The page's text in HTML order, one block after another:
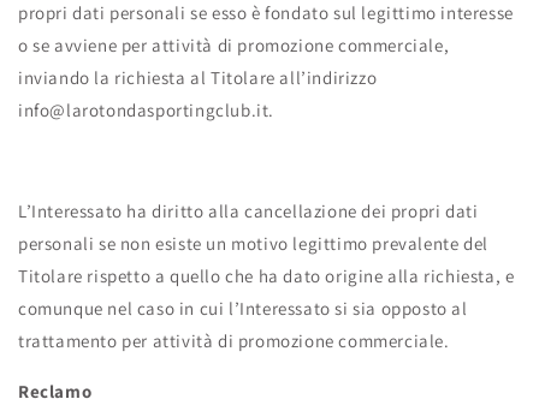
propri dati personali se esso è fondato sul legittimo interesse
o se avviene per attività di promozione commerciale,
inviando la richiesta al Titolare all’indirizzo
info@larotondasportingclub.it.
L’Interessato ha diritto alla cancellazione dei propri dati
personali se non esiste un motivo legittimo prevalente del
Titolare rispetto a quello che ha dato origine alla richiesta, e
comunque nel caso in cui l’Interessato si sia opposto al
trattamento per attività di promozione commerciale.
Reclamo